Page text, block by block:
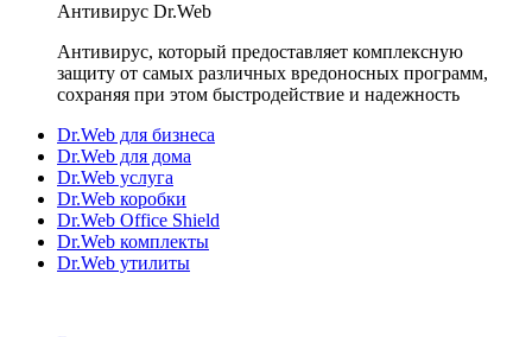
Антивирус Dr.Web
Антивирус, который предоставляет комплексную
защиту от самых различных вредоносных программ,
сохраняя при этом быстродействие и надежность
Dr.Web для бизнеса
Dr.Web для дома
Dr.Web услуга
Dr.Web коробки
Dr.Web Office Shield
Dr.Web комплекты
Dr.Web утилиты